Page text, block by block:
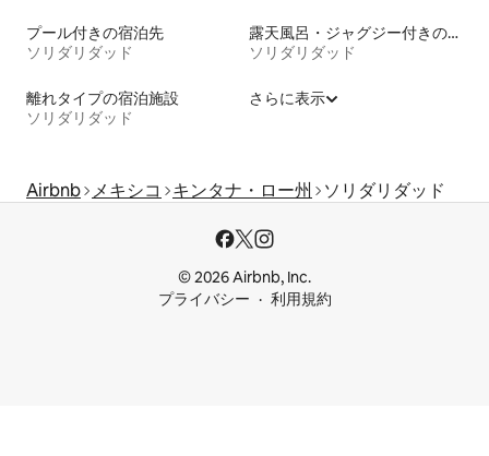
プール付きの宿泊先
ソリダリダッド
露天風呂・ジャグジー付きの宿泊施設
ソリダリダッド
離れタイプの宿泊施設
ソリダリダッド
さらに表示
Airbnb メキシコ キンタナ・ロー州 ソリダリダッド
© 2026 Airbnb, Inc.
プライバシー
利用規約